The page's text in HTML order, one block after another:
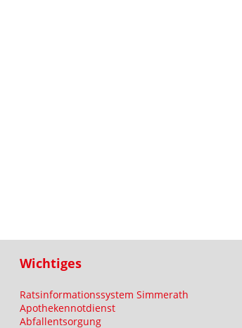
Wichtiges
Ratsinformationssystem Simmerath
Apothekennotdienst
Abfallentsorgung